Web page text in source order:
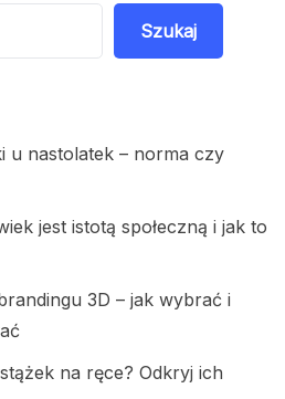
Szukaj
u nastolatek – norma czy
jest istotą społeczną i jak to
3D – jak wybrać i
na ręce? Odkryj ich